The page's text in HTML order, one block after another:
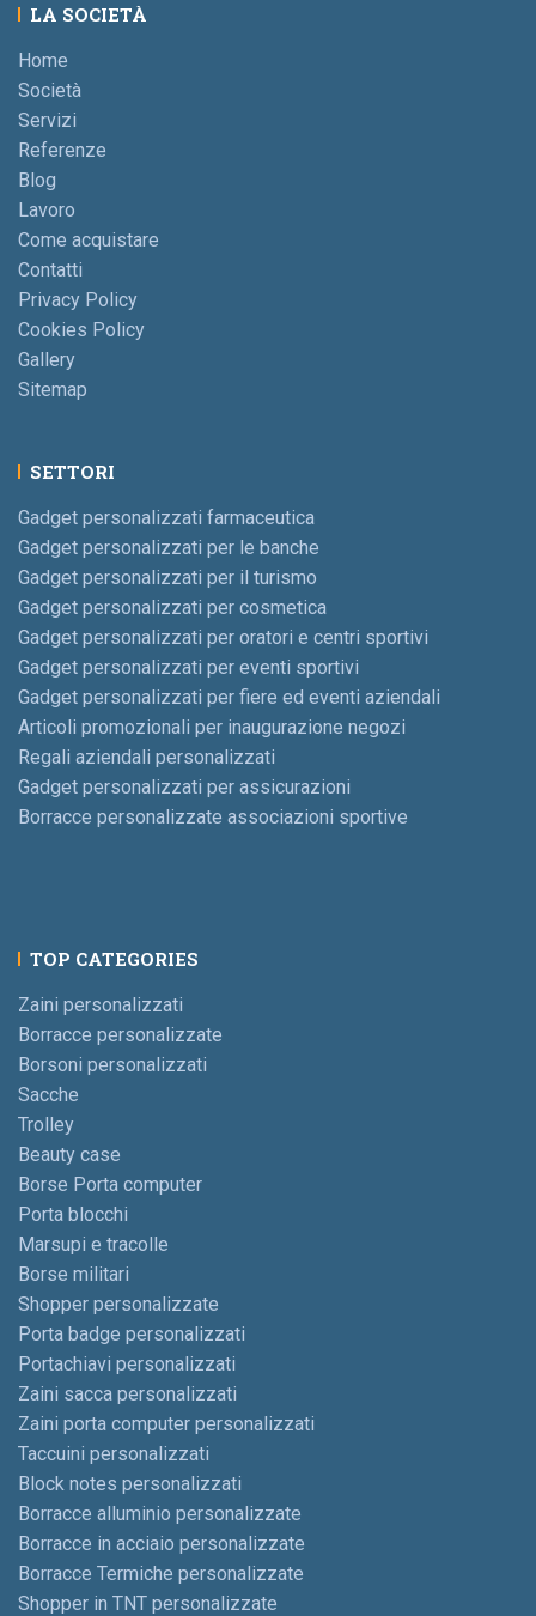
LA SOCIETÀ
Home
Società
Servizi
Referenze
Blog
Lavoro
Come acquistare
Contatti
Privacy Policy
Cookies Policy
Gallery
Sitemap
SETTORI
Gadget personalizzati farmaceutica
Gadget personalizzati per le banche
Gadget personalizzati per il turismo
Gadget personalizzati per cosmetica
Gadget personalizzati per oratori e centri sportivi
Gadget personalizzati per eventi sportivi
Gadget personalizzati per fiere ed eventi aziendali
Articoli promozionali per inaugurazione negozi
Regali aziendali personalizzati
Gadget personalizzati per assicurazioni
Borracce personalizzate associazioni sportive
TOP CATEGORIES
Zaini personalizzati
Borracce personalizzate
Borsoni personalizzati
Sacche
Trolley
Beauty case
Borse Porta computer
Porta blocchi
Marsupi e tracolle
Borse militari
Shopper personalizzate
Porta badge personalizzati
Portachiavi personalizzati
Zaini sacca personalizzati
Zaini porta computer personalizzati
Taccuini personalizzati
Block notes personalizzati
Borracce alluminio personalizzate
Borracce in acciaio personalizzate
Borracce Termiche personalizzate
Shopper in TNT personalizzate